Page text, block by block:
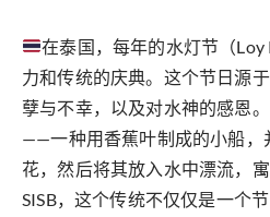
在泰国，每年的水灯节（
力和传统的庆典。这个节日源
孽与不幸，以及对水神的感恩
——一种用香蕉叶制成的小船，
花，然后将其放入水中漂流，
SISB，这个传统不仅仅是一个